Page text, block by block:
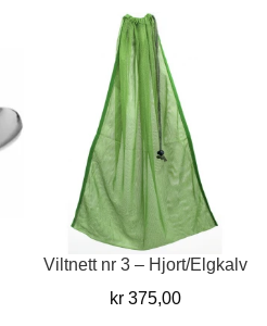
Viltnett nr 3 – Hjort/Elgkalv
kr375,00